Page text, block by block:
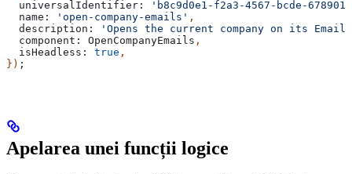
  universalIdentifier:
'b8c9d0e1-f2a3-4567-bcde-
  name:
'open-company-emails' ,
  description:
'Opens the current company on its
  component:
OpenCompanyEmails ,
  isHeadless:
true ,
}) ;
Apelarea unei funcții logice